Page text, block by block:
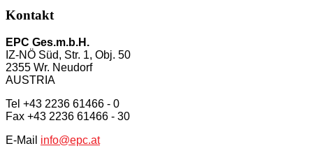
Kontakt
EPC Ges.m.b.H.
IZ-NÖ Süd, Str. 1, Obj. 50
2355 Wr. Neudorf
AUSTRIA
Tel +43 2236 61466 - 0
Fax +43 2236 61466 - 30
E-Mail info@epc.at